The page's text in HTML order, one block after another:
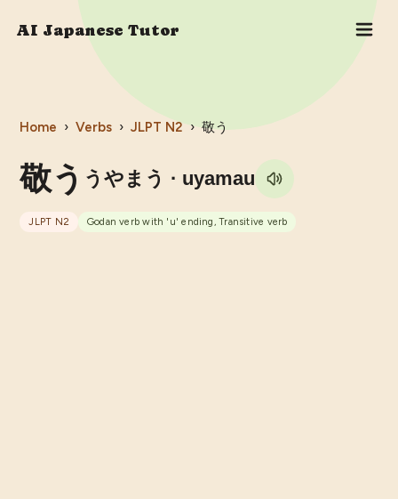
AI Japanese Tutor
Home › Verbs › JLPT N2 › 敬う
敬う うやまう · uyamau
JLPT N2 Godan verb with 'u' ending, Transitive verb